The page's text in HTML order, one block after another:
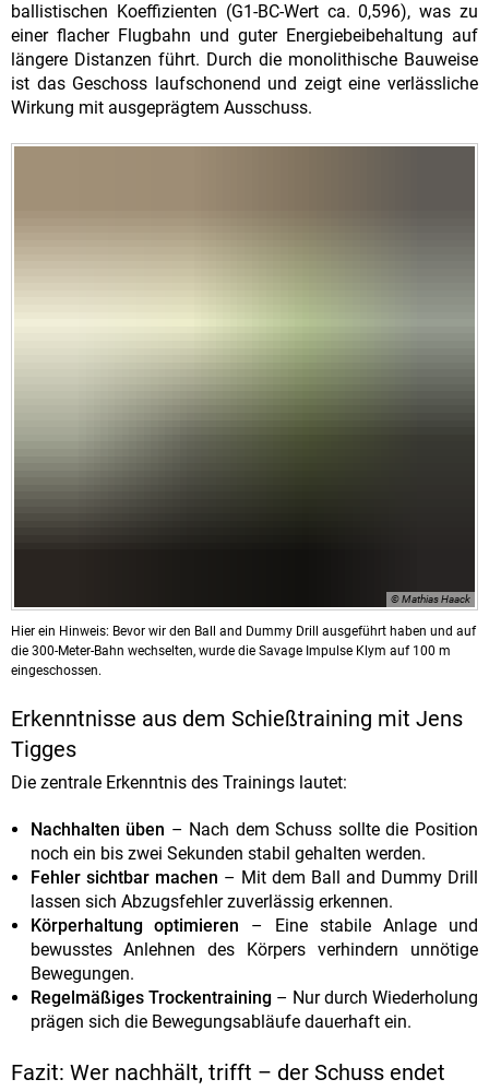
ballistischen Koeffizienten (G1-BC-Wert ca. 0,596), was zu
einer flacher Flugbahn und guter Energiebeibehaltung auf
längere Distanzen führt. Durch die monolithische Bauweise
ist das Geschoss laufschonend und zeigt eine verlässliche
Wirkung mit ausgeprägtem Ausschuss.
© Mathias Haack
Hier ein Hinweis: Bevor wir den Ball and Dummy Drill ausgeführt haben und auf
die 300-Meter-Bahn wechselten, wurde die Savage Impulse Klym auf 100 m
eingeschossen.
Erkenntnisse aus dem Schießtraining mit Jens
Tigges
Die zentrale Erkenntnis des Trainings lautet:
Nachhalten üben – Nach dem Schuss sollte die Position
noch ein bis zwei Sekunden stabil gehalten werden.
Fehler sichtbar machen – Mit dem Ball and Dummy Drill
lassen sich Abzugsfehler zuverlässig erkennen.
Körperhaltung optimieren – Eine stabile Anlage und
bewusstes Anlehnen des Körpers verhindern unnötige
Bewegungen.
Regelmäßiges Trockentraining– Nur durch Wiederholung
prägen sich die Bewegungsabläufe dauerhaft ein.
Fazit: Wer nachhält, trifft – der Schuss endet